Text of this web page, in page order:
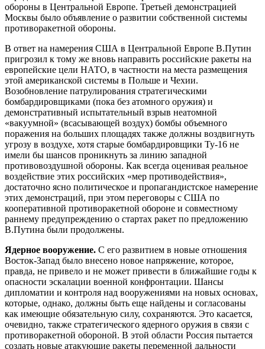
обороны в Центральной Европе. Третьей демонстрацией
Москвы было объявление о развитии собственной системы
противоракетной обороны.
В ответ на намерения США в Центральной Европе В.Путин
пригрозил к тому же вновь направить российские ракеты на
европейские цели НАТО, в частности на места размещения
этой американской системы в Польше и Чехии.
Возобновление патрулирования стратегическими
бомбардировщиками (пока без атомного оружия) и
демонстративный испытательный взрыв неатомной
«вакуумной» (всасывающей воздух) бомбы объемного
поражения на больших площадях также должны воздвигнуть
угрозу в воздухе, хотя старые бомбардировщики Ту-16 не
имели бы шансов проникнуть за линию западной
противовоздушной обороны. Как всегда оценивая реальное
воздействие этих российских «мер противодействия»,
достаточно ясно политическое и пропагандистское намерение
этих демонстраций, при этом переговоры с США по
кооперативной противоракетной обороне и совместному
раннему предупреждению о стартах ракет по предложению
В.Путина были продолжены.
Ядерное вооружение. С его развитием в новые отношения
Восток-Запад было внесено новое напряжение, которое,
правда, не привело и не может привести в ближайшие годы к
опасности эскалации военной конфронтации. Шансы
дипломатии и контроля над вооружениями на новых основах,
которые, однако, должны быть еще найдены и согласованы
как имеющие обязательную силу, сохраняются. Это касается,
очевидно, также стратегического ядерного оружия в связи с
противоракетной обороной. В этой области Россия пытается
создать новые атакующие ракеты переменной дальности